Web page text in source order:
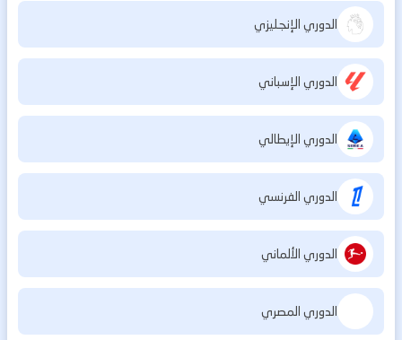
الدوري الإنجليزي
الدوري الإسباني
الدوري الإيطالي
الدوري الفرنسي
الدوري الألماني
الدوري المصري